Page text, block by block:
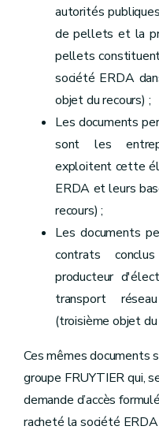
autorités
de pellets et la
pellets
société ERDA
objet du recours) ;
Les documents
sont les
exploitent cette
ERDA et leurs
recours) ;
Les documents
contrats
producteur
transport
(troisième objet du
Ces mêmes documents
groupe FRUYTIER qui,
demande d’accès
racheté la société